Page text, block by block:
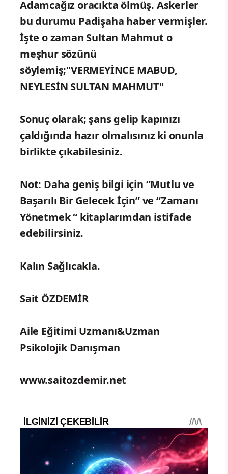
Adamcağız oracıkta ölmüş. Askerler
bu durumu Padişaha haber vermişler.
İşte o zaman Sultan Mahmut o
meşhur sözünü
söylemiş;"VERMEYİNCE MABUD,
NEYLESİN SULTAN MAHMUT"
Sonuç olarak; şans gelip kapınızı
çaldığında hazır olmalısınız ki onunla
birlikte çıkabilesiniz.
Not: Daha geniş bilgi için “Mutlu ve
Başarılı Bir Gelecek İçin” ve “Zamanı
Yönetmek “ kitaplarımdan istifade
edebilirsiniz.
Kalın Sağlıcakla.
Sait ÖZDEMİR
Aile Eğitimi Uzmanı&Uzman
Psikolojik Danışman
www.saitozdemir.net